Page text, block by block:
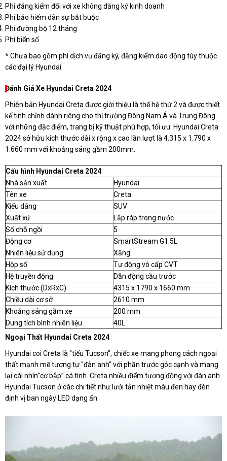
Phí đăng kiểm đối với xe không đăng ký kinh doanh
Phí bảo hiểm dân sự bắt buộc
Phí đường bộ 12 tháng
Phí biển số
* Chưa bao gồm phí dịch vụ đăng ký, đăng kiểm dao động tùy thuộc
các đại lý Hyundai
Đánh Giá Xe Hyundai Creta 2024
Phiên bản Hyundai Creta được giới thiệu là thế hệ thứ 2 và được thiết
kế tinh chỉnh dành riêng cho thị trường Đông Nam Á và Trung Đông
với những đặc điểm, trang bị kỹ thuật phù hợp, tối ưu. Hyundai Creta
2024 sở hữu kích thước dài x rộng x cao lần lượt là 4.315 x 1.790 x
1.660 mm với khoảng sáng gầm 200mm.
Cấu hình Hyundai Creta 2024
Nhà sản xuất
Hyundai
Tên xe
Creta
Kiểu dáng
SUV
Xuất xứ
Lắp ráp trong nước
Số chỗ ngồi
5
Động cơ
SmartStream G1.5L
Nhiên liệu sử dụng
Xăng
Hộp số
Tự động vô cấp CVT
Hệ truyền động
Dẫn động cầu trước
Kích thước (DxRxC)
4315 x 1790 x 1660 mm
Chiều dài cơ sở
2610 mm
Khoảng sáng gầm xe
200 mm
Dung tích bình nhiên liệu
40L
Ngoại Thất Hyundai Creta 2024
Hyundai coi Creta là "tiểu Tucson", chiếc xe mang phong cách ngoại
thất mạnh mẽ tương tự "đàn anh" với phần trước góc cạnh và mang
lại cái nhìn”cơ bắp” cá tính. Creta nhiều điểm tương đồng với đàn anh
Hyundai Tucson ở các chi tiết như lưới tản nhiệt màu đen hay đèn
định vị ban ngày LED dạng ẩn.